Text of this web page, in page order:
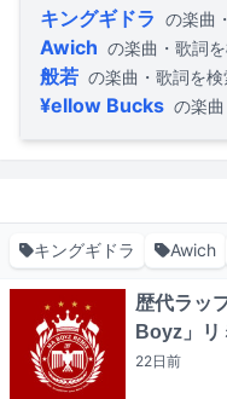
キングギドラ の楽曲
Awich の楽曲・歌詞
般若 の楽曲・歌詞を検
¥ellow Bucks の楽
キングギドラ Awich
歴代ラッ
Boyz」リ
22日前